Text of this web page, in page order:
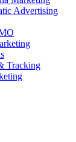
Advertising
Tracking